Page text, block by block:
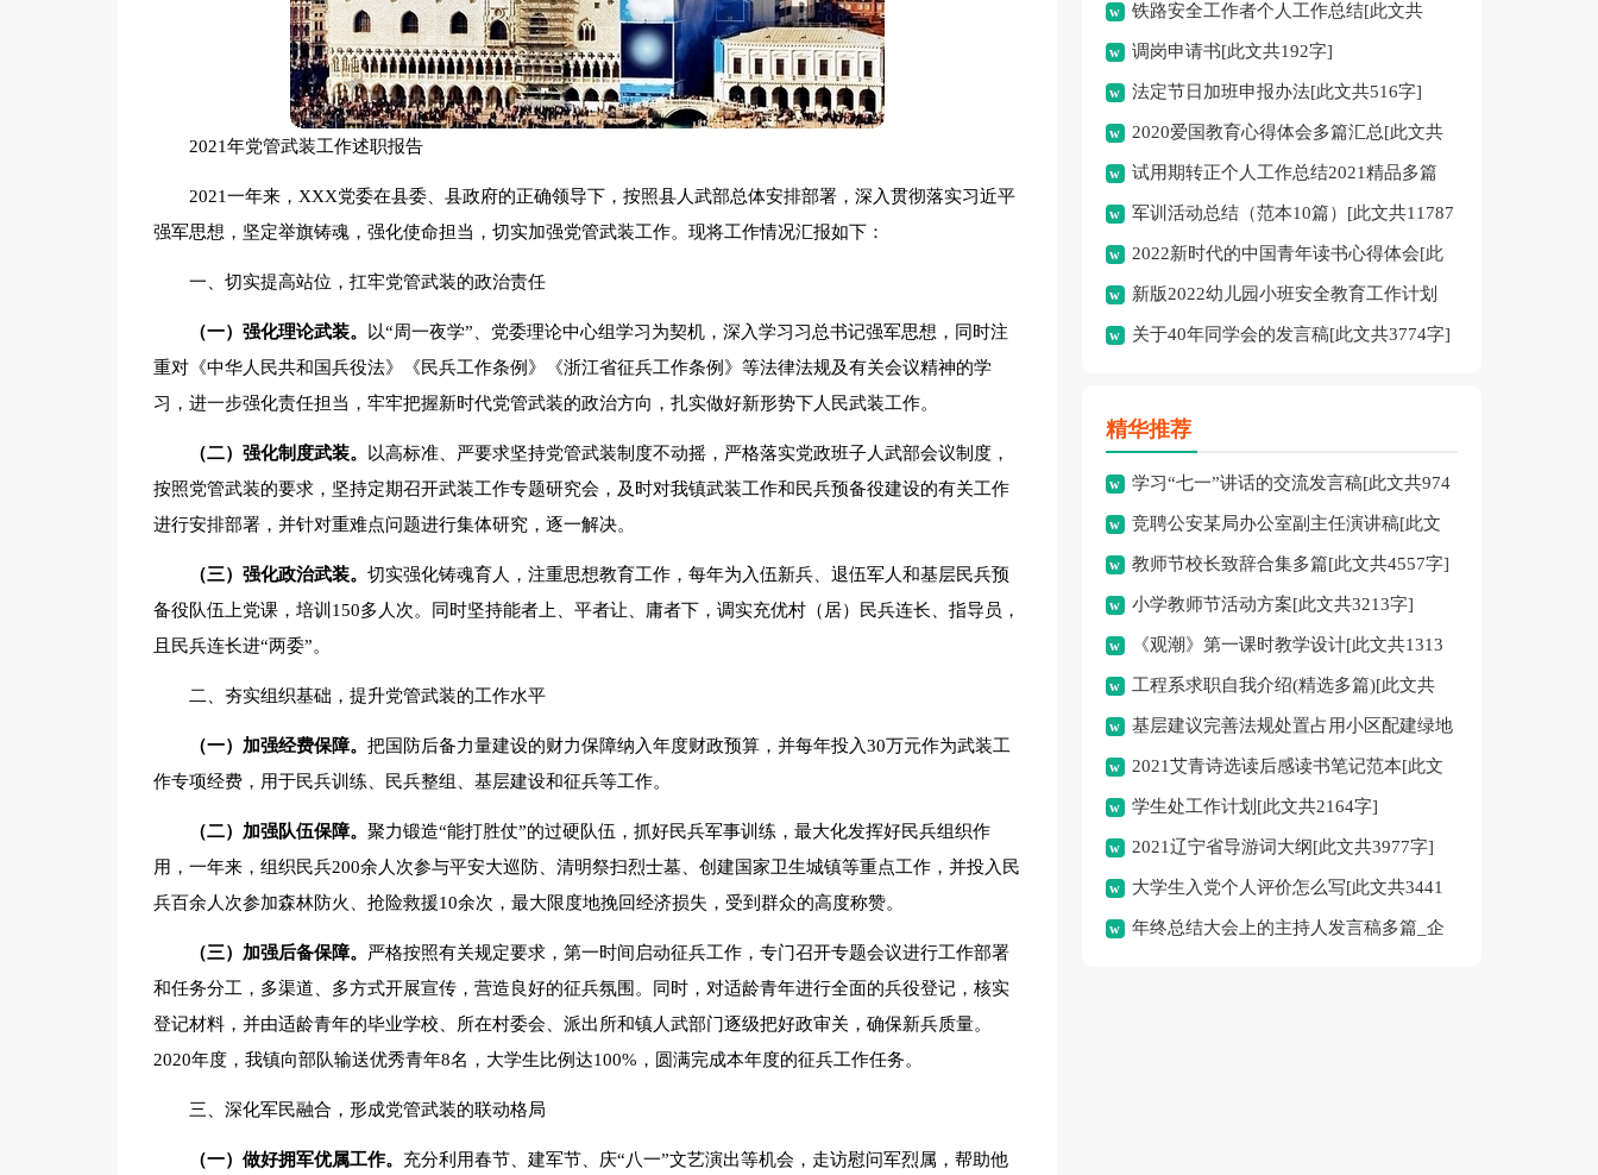
2021年党管武装工作述职报告
2021一年来，XXX党委在县委、县政府的正确领导下，按照县人武部总体安排部署，深入贯彻落实习近平
强军思想，坚定举旗铸魂，强化使命担当，切实加强党管武装工作。现将工作情况汇报如下：
一、切实提高站位，扛牢党管武装的政治责任
（一）强化理论武装。
以“周一夜学”、党委理论中心组学习为契机，深入学习习总书记强军思想，同时注
重对《中华人民共和国兵役法》《民兵工作条例》《浙江省征兵工作条例》等法律法规及有关会议精神的学
习，进一步强化责任担当，牢牢把握新时代党管武装的政治方向，扎实做好新形势下人民武装工作。
（二）强化制度武装。
以高标准、严要求坚持党管武装制度不动摇，严格落实党政班子人武部会议制度，
按照党管武装的要求，坚持定期召开武装工作专题研究会，及时对我镇武装工作和民兵预备役建设的有关工作
进行安排部署，并针对重难点问题进行集体研究，逐一解决。
（三）强化政治武装。 切实强化铸魂育人，注重思想教育工作，每年为入伍新兵、退伍军人和基层民兵预
备役队伍上党课，培训150多人次。同时坚持能者上、平者让、庸者下，调实充优村（居）民兵连长、指导员，
且民兵连长进“两委”。
二、夯实组织基础，提升党管武装的工作水平
（一）加强经费保障。 把国防后备力量建设的财力保障纳入年度财政预算，并每年投入30万元作为武装工
作专项经费，用于民兵训练、民兵整组、基层建设和征兵等工作。
（二）加强队伍保障。 聚力锻造“能打胜仗”的过硬队伍，抓好民兵军事训练，最大化发挥好民兵组织作
用，一年来，组织民兵200余人次参与平安大巡防、清明祭扫烈士墓、创建国家卫生城镇等重点工作，并投入民
兵百余人次参加森林防火、抢险救援10余次，最大限度地挽回经济损失，受到群众的高度称赞。
（三）加强后备保障。 严格按照有关规定要求，第一时间启动征兵工作，专门召开专题会议进行工作部署
和任务分工，多渠道、多方式开展宣传，营造良好的征兵氛围。同时，对适龄青年进行全面的兵役登记，核实
登记材料，并由适龄青年的毕业学校、所在村委会、派出所和镇人武部门逐级把好政审关，确保新兵质量。
2020年度，我镇向部队输送优秀青年8名，大学生比例达100%，圆满完成本年度的征兵工作任务。
三、深化军民融合，形成党管武装的联动格局
（一）做好拥军优属工作。 充分利用春节、建军节、庆“八一”文艺演出等机会，走访慰问军烈属，帮助他
铁路安全工作者个人工作总结[此文共
1369字]
调岗申请书[此文共192字]
法定节日加班申报办法[此文共516字]
2020爱国教育心得体会多篇汇总[此文共
6128字]
试用期转正个人工作总结2021精品多篇
[此文共5550字]
军训活动总结（范本10篇）[此文共11787
字] 2022新时代的中国青年读书心得体会[此
文共4162字]
新版2022幼儿园小班安全教育工作计划
[此文共7652字]
关于40年同学会的发言稿[此文共3774字]
精华推荐
学习“七一”讲话的交流发言稿[此文共974
字] 竞聘公安某局办公室副主任演讲稿[此文
共10051字]
教师节校长致辞合集多篇[此文共4557字]
小学教师节活动方案[此文共3213字]
《观潮》第一课时教学设计[此文共1313
字] 工程系求职自我介绍(精选多篇)[此文共
1926字]
基层建议完善法规处置占用小区配建绿地
问题[此文共887字]
2021艾青诗选读后感读书笔记范本[此文
共3145字]
学生处工作计划[此文共2164字]
2021辽宁省导游词大纲[此文共3977字]
大学生入党个人评价怎么写[此文共3441
字] 年终总结大会上的主持人发言稿多篇_企